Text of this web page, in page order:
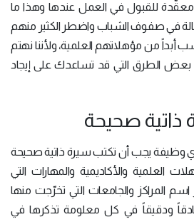
للقبول في العمل عندها وهذا ما
في صفوف الشباب واضطر الكثير منهم
أبداً من مؤهلاتهم العلمية، ولأننا نهتم
الطرق التي قد تساعدك على إيجاد
ذاتية صحيحة
وظيفة يجب أن تكتب سيرة ذاتية صحيحة
العلمية والأكاديمية والمهارات التي
المراكز والجامعات التي تخرّجت منها
ودقيقاً في كل معلومة تذكرها في